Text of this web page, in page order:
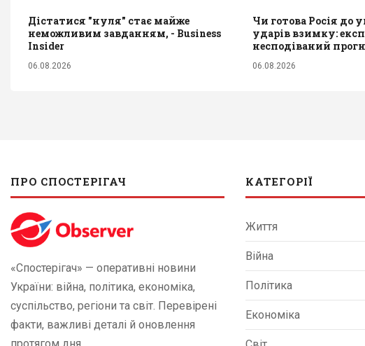
Дістатися "нуля" стає майже
неможливим завданням, - Business
Insider
06.08.2026
Чи готова Росія до
ударів взимку:
несподіваний
06.08.2026
ПРО СПОСТЕРІГАЧ
«Спостерігач» — оперативні новини
України: війна, політика, економіка,
суспільство, регіони та світ. Перевірені
факти, важливі деталі й оновлення
КАТЕГОРІЇ
Життя
Війна
Політика
Економіка